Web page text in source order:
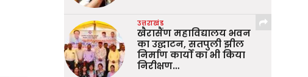
उत्तराखंड
खैरासैंण महाविद्यालय भवन
का उद्घाटन, सतपुली झील
निर्माण कार्यों का भी किया
निरीक्षण…